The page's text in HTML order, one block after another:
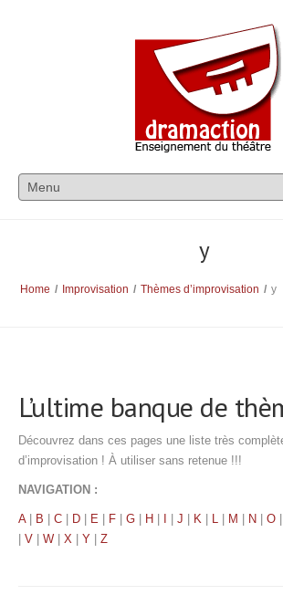
y
Home / Improvisation / Thèmes d’improvisation / y
L’ultime banque de
Découvrez dans ces pages une liste très
d’improvisation ! À utiliser sans retenue !!!
NAVIGATION :
A| B C D E F G H J K L M N O
V W X Y Z